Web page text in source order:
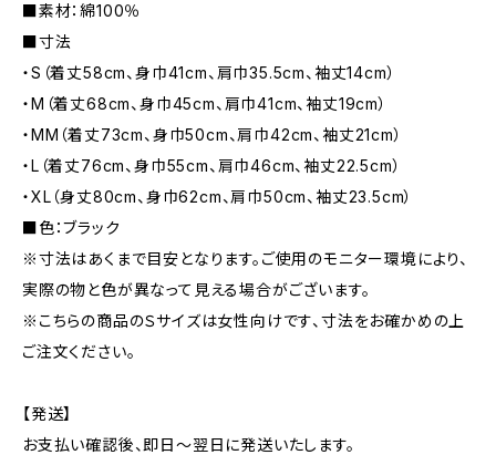
■素材：綿100％
■寸法
・S（着丈58cm、身巾41cm、肩巾35.5cm、袖丈14cm）
・M（着丈68cm、身巾45cm、肩巾41cm、袖丈19cm）
・MM（着丈73cm、身巾50cm、肩巾42cm、袖丈21cm）
・L（着丈76cm、身巾55cm、肩巾46cm、袖丈22.5cm）
・XL（身丈80cm、身巾62cm、肩巾50cm、袖丈23.5cm）
■色：ブラック
※寸法はあくまで目安となります。ご使用のモニター環境により、
実際の物と色が異なって見える場合がございます。
※こちらの商品のＳサイズは女性向けです、寸法をお確かめの上
ご注文ください。
【発送】
お支払い確認後、即日〜翌日に発送いたします。